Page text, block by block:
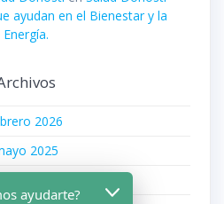
ayudan en el Bienestar y la
Energía.
2026
2025
ayudarte?